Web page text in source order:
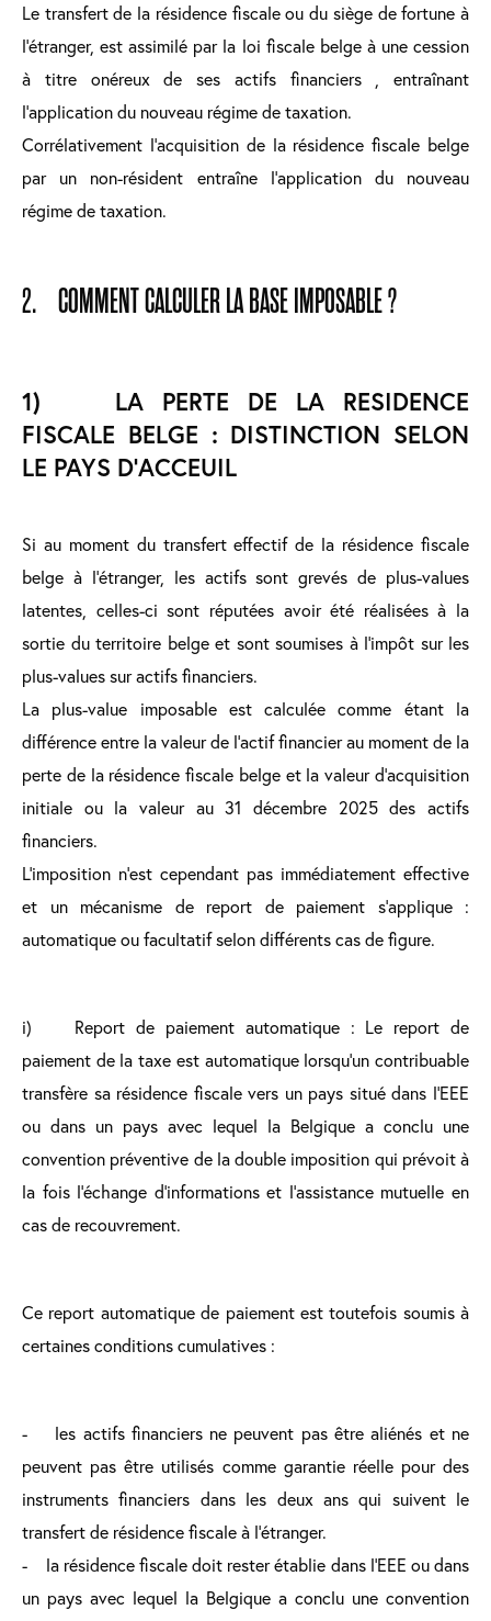
Le transfert de la résidence fiscale ou du siège de fortune à
l’étranger, est assimilé par la loi fiscale belge à une cession
à titre onéreux de ses actifs financiers , entraînant
l’application du nouveau régime de taxation.
Corrélativement l’acquisition de la résidence fiscale belge
par un non-résident entraîne l’application du nouveau
régime de taxation.
2. COMMENT CALCULER LA BASE IMPOSABLE ?
1) LA PERTE DE LA RESIDENCE
FISCALE BELGE : DISTINCTION SELON
LE PAYS D’ACCEUIL
Si au moment du transfert effectif de la résidence fiscale
belge à l’étranger, les actifs sont grevés de plus-values
latentes, celles-ci sont réputées avoir été réalisées à la
sortie du territoire belge et sont soumises à l’impôt sur les
plus-values sur actifs financiers.
La plus-value imposable est calculée comme étant la
différence entre la valeur de l’actif financier au moment de la
perte de la résidence fiscale belge et la valeur d’acquisition
initiale ou la valeur au 31 décembre 2025 des actifs
financiers.
L’imposition n’est cependant pas immédiatement effective
et un mécanisme de report de paiement s’applique :
automatique ou facultatif selon différents cas de figure.
i) Report de paiement automatique : Le report de
paiement de la taxe est automatique lorsqu’un contribuable
transfère sa résidence fiscale vers un pays situé dans l’EEE
ou dans un pays avec lequel la Belgique a conclu une
convention préventive de la double imposition qui prévoit à
la fois l’échange d’informations et l’assistance mutuelle en
cas de recouvrement.
Ce report automatique de paiement est toutefois soumis à
certaines conditions cumulatives :
- les actifs financiers ne peuvent pas être aliénés et ne
peuvent pas être utilisés comme garantie réelle pour des
instruments financiers dans les deux ans qui suivent le
transfert de résidence fiscale à l’étranger.
- la résidence fiscale doit rester établie dans l’EEE ou dans
un pays avec lequel la Belgique a conclu une convention